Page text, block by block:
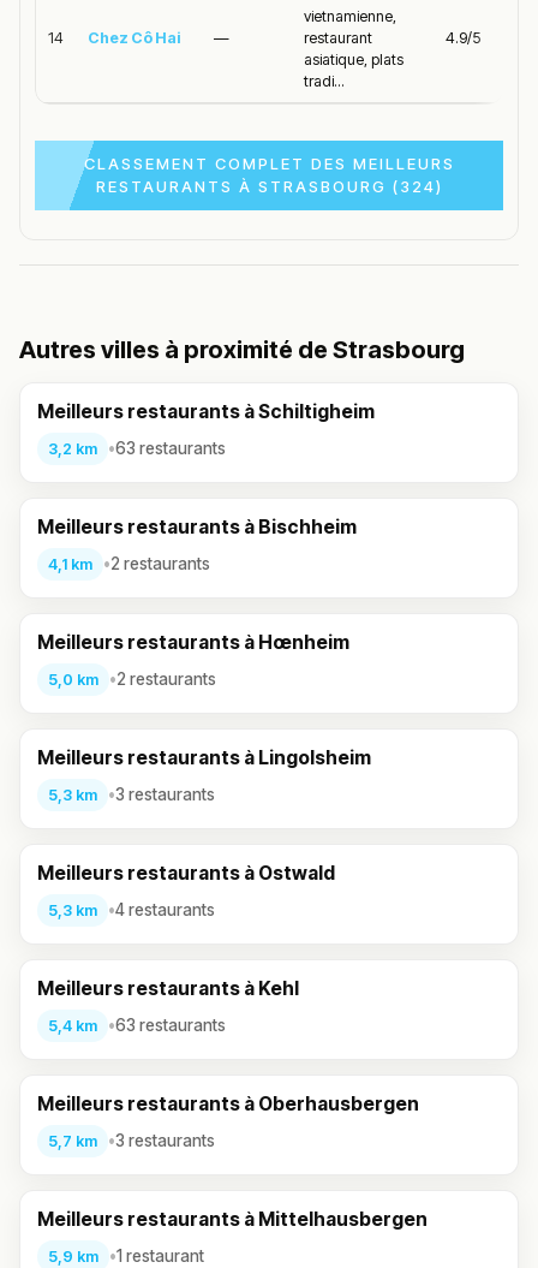
14 Chez Cô Hai —
vietnamienne,
restaurant
asiatique, plats
tradi...
4.9/5
CLASSEMENT COMPLET DES MEILLEURS
RESTAURANTS À STRASBOURG (324)
Autres villes à proximité de Strasbourg
Meilleurs restaurants à Schiltigheim
3,2 km •63 restaurants
Meilleurs restaurants à Bischheim
4,1 km •2 restaurants
Meilleurs restaurants à Hœnheim
5,0 km •2 restaurants
Meilleurs restaurants à Lingolsheim
5,3 km •3 restaurants
Meilleurs restaurants à Ostwald
5,3 km •4 restaurants
Meilleurs restaurants à Kehl
5,4 km •63 restaurants
Meilleurs restaurants à Oberhausbergen
5,7 km •3 restaurants
Meilleurs restaurants à Mittelhausbergen
5,9 km •1 restaurant